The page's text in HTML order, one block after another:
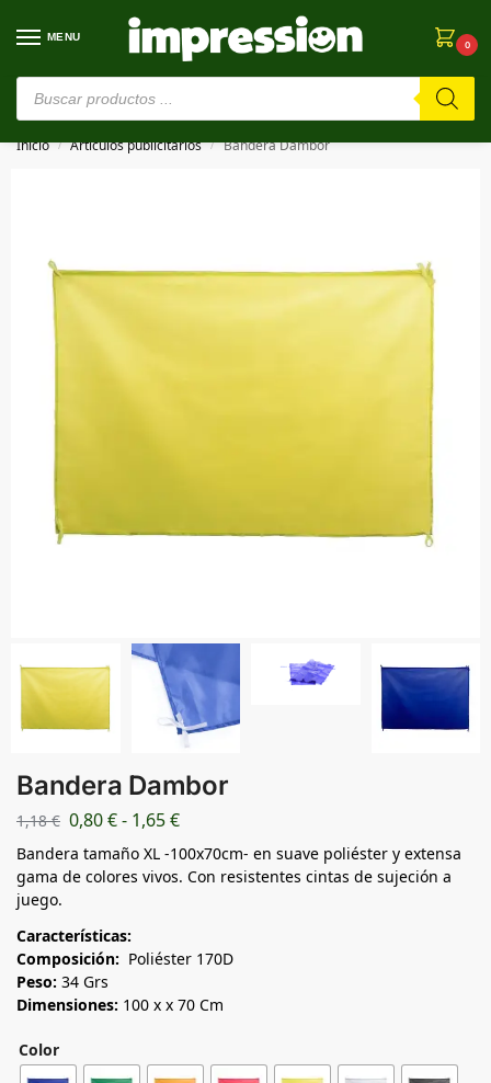
MENU
0
⚠️ Estamos en pruebas. Si algo falla, ¡Perdón!⚠️
Inicio / Artículos publicitarios / Bandera Dambor
Bandera Dambor
1,18€ 0,80€- 1,65€
Bandera tamaño XL -100x70cm- en suave poliéster y extensa
gama de colores vivos. Con resistentes cintas de sujeción a
juego.
Características:
Composición: Poliéster 170D
Peso: 34 Grs
Dimensiones: 100 x x 70 Cm
Color